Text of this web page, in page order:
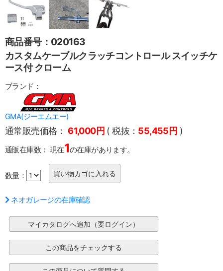
商品番号：020163
カスタムケーブルクラッチコントロール スイッチケ
ース付 クローム
ブランド：
GMA(ジーエムエー)
通常販売価格： 61,000円 ( 税抜： 55,455円 )
通販在庫数： 現在1の在庫があります。
数量：
ネオガレージの在庫確認